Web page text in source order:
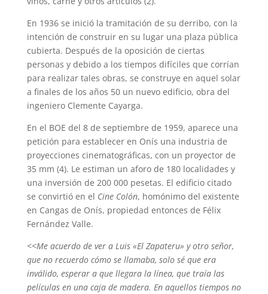
En 1936 se inició la tramitación de su derribo, con la
intención de construir en su lugar una plaza pública
cubierta. Después de la oposición de ciertas
personas y debido a los tiempos difíciles que corrían
para realizar tales obras, se construye en aquel solar
a finales de los años 50 un nuevo edificio, obra del
ingeniero Clemente Cayarga.
En el BOE del 8 de septiembre de 1959, aparece una
petición para establecer en Onís una industria de
proyecciones cinematográficas, con un proyector de
35 mm (4). Le estiman un aforo de 180 localidades y
una inversión de 200 000 pesetas. El edificio citado
se convirtió en el Cine Colón, homónimo del existente
en Cangas de Onís, propiedad entonces de Félix
Fernández Valle.
<<Me acuerdo de ver a Luis «El Zapateru» y otro señor,
que no recuerdo cómo se llamaba, solo sé que era
inválido, esperar a que llegara la línea, que traía las
películas en una caja de madera. En aquellos tiempos no